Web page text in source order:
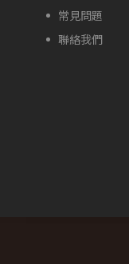
常見問題
聯絡我們